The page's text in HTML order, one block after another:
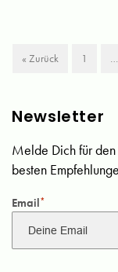
« Zurück 1 …
Newsletter
Melde Dich für
besten
Email*